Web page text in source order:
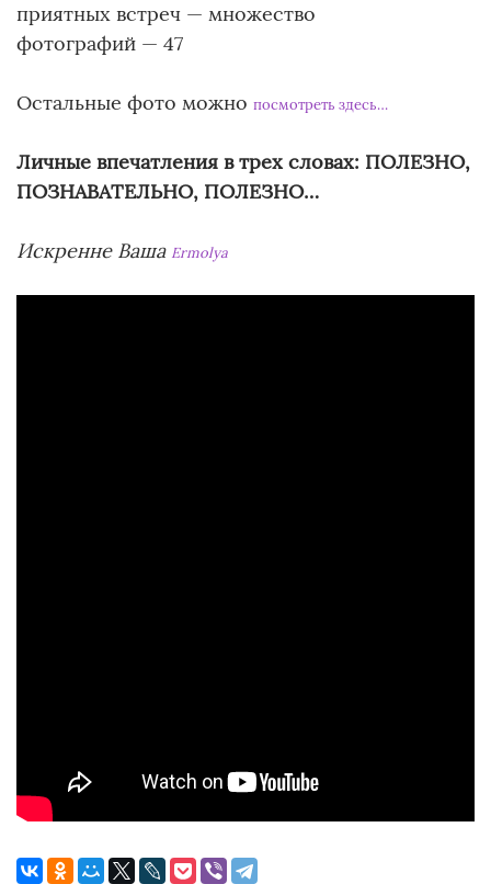
приятных встреч — множество
фотографий — 47
Остальные фото можно посмотреть здесь…
Личные впечатления в трех словах: ПОЛЕЗНО,
ПОЗНАВАТЕЛЬНО, ПОЛЕЗНО…
Искренне Ваша Ermolya